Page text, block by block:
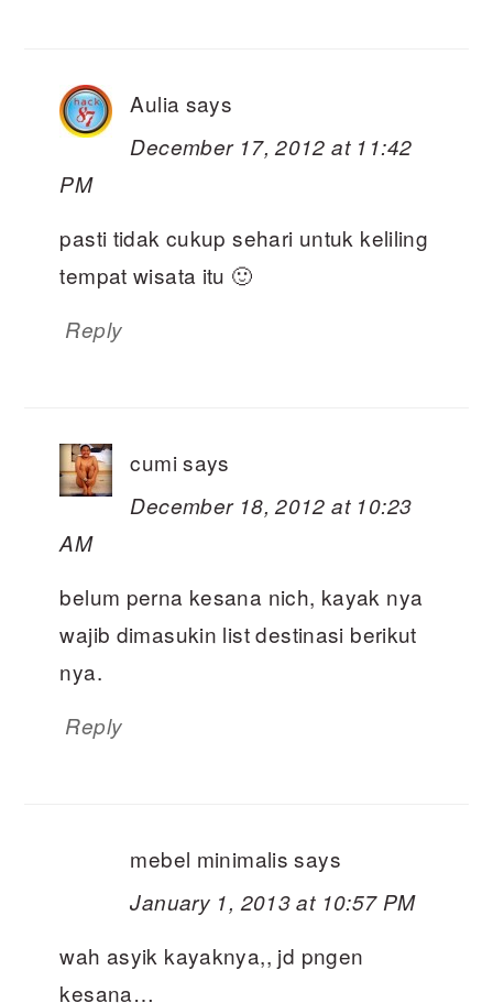
Aulia says
December 17, 2012 at 11:42
PM
pasti tidak cukup sehari untuk keliling
tempat wisata itu 🙂
Reply
cumi says
December 18, 2012 at 10:23
AM
belum perna kesana nich, kayak nya
wajib dimasukin list destinasi berikut
nya.
Reply
mebel minimalis says
January 1, 2013 at 10:57 PM
wah asyik kayaknya,, jd pngen
kesana…